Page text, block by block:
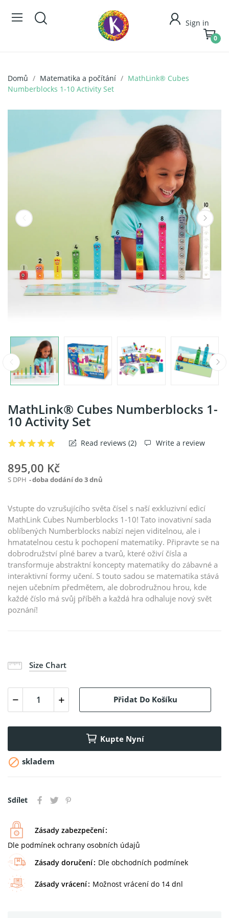
Sign in
0
Domů Matematika a počítání
MathLink® Cubes
Numberblocks 1-10 Activity Set
MathLink® Cubes Numberblocks 1-
10 Activity Set
Read reviews (2) Write a review
895,00 Kč
S DPH doba dodání do 3 dnů
Vstupte do vzrušujícího světa čísel s naší exkluzivní edicí
MathLink Cubes Numberblocks 1-10! Tato inovativní sada
oblíbených Numberblocks nabízí nejen viditelnou, ale i
hmatatelnou cestu k pochopení matematiky. Připravte se na
dobrodružství plné barev a tvarů, které oživí čísla a
transformuje abstraktní koncepty matematiky do zábavné a
interaktivní formy učení. S touto sadou se matematika stává
nejen učebním předmětem, ale dobrodružnou hrou, kde
každé číslo má svůj příběh a každá hra odhaluje nový svět
poznání!
Size Chart
Přidat Do Košíku
Kupte Nyní
 skladem
Sdílet
Zásady zabezpečení
Dle podmínek ochrany osobních údajů
Zásady doručení
Dle obchodních podmínek
Zásady vrácení Možnost vrácení do 14 dnl